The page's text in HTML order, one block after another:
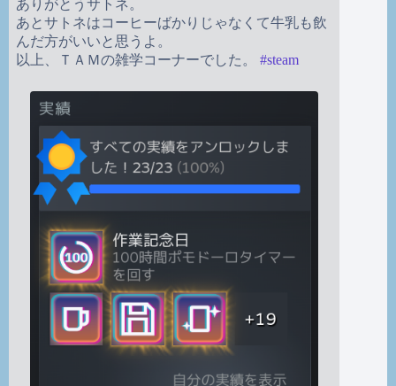
ありがとうサトネ。
あとサトネはコーヒーばかりじゃなくて牛乳も飲
んだ方がいいと思うよ。
以上、ＴＡＭの雑学コーナーでした。 #steam